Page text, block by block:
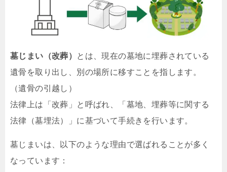
墓じまい（改葬）
とは、現在の墓地に埋葬されている
遺骨を取り出し、別の場所に移すことを指します。
（遺骨の引越し）
法律上は「改葬」と呼ばれ、「墓地、埋葬等に関する
法律（墓埋法）」に基づいて手続きを行います。
墓じまいは、以下のような理由で選ばれることが多く
なっています：